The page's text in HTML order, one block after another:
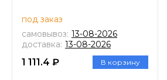
под заказ
самовывоз: 13-08-2026
доставка: 13-08-2026
1 111.4 ₽ В корзину